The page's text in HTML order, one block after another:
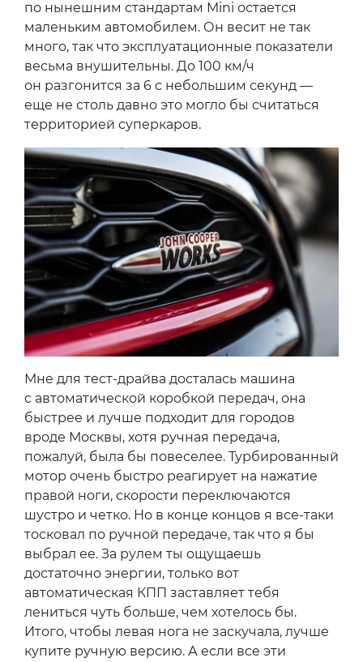
по нынешним стандартам Mini остается
маленьким автомобилем. Он весит не так
много, так что эксплуатационные показатели
весьма внушительны. До 100 км/ч
он разгонится за 6 с небольшим секунд —
еще не столь давно это могло бы считаться
территорией суперкаров.
Мне для тест-драйва досталась машина
с автоматической коробкой передач, она
быстрее и лучше подходит для городов
вроде Москвы, хотя ручная передача,
пожалуй, была бы повеселее. Турбированный
мотор очень быстро реагирует на нажатие
правой ноги, скорости переключаются
шустро и четко. Но в конце концов я все-таки
тосковал по ручной передаче, так что я бы
выбрал ее. За рулем ты ощущаешь
достаточно энергии, только вот
автоматическая КПП заставляет тебя
лениться чуть больше, чем хотелось бы.
Итого, чтобы левая нога не заскучала, лучше
купите ручную версию. А если все эти